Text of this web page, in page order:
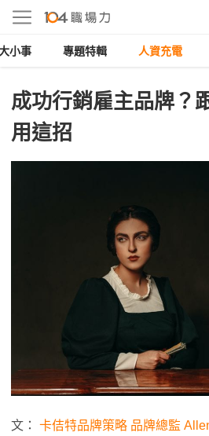
小事 專題特輯 人資充電
成功行銷雇主品牌？
用這招
文： 卡佶特品牌策略 品牌總監